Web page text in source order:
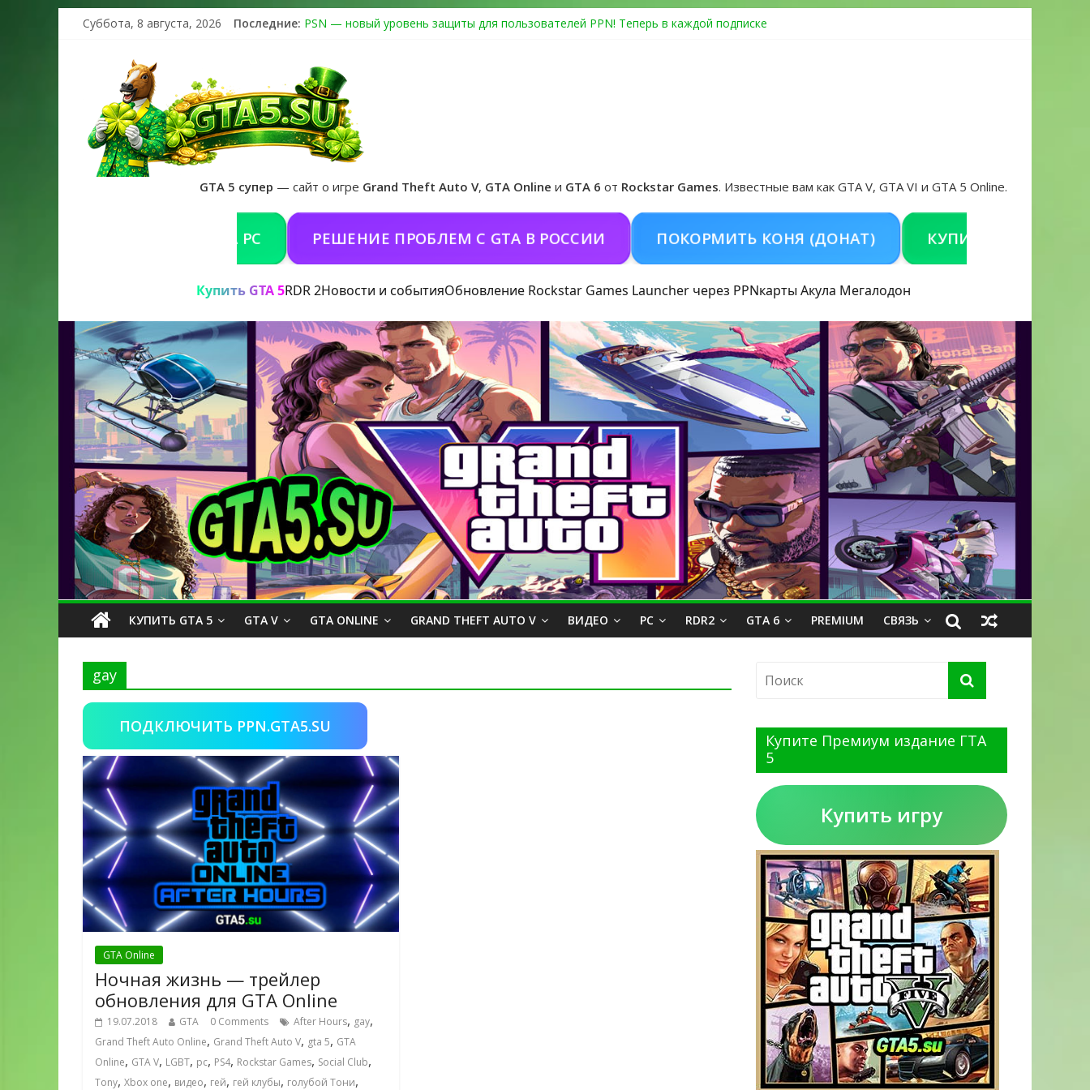
Суббота, 8 августа, 2026 Последние: PSN — новый уровень защиты для пользователей PPN! Теперь в каждой подписке
Получайте особые награды в GTA Online по программе Fine Art Collector
GTA 6 официальная обложка игры и Предзаказ Grand Theft Auto VI
GTA 5 супер — сайт о игре Grand Theft Auto V, GTA Online и GTA 6 от Rockstar Games. Известные вам как GTA V, GTA VI и GTA 5 Online.
РЕШЕНИЕ ПРОБЛЕМ С GTA В РОССИИ ПОКОРМИТЬ КОНЯ (ДОНАТ) КУПИТЬ GTA 5 ONLINE НА
Купить GTA 5RDR 2Новости и событияОбновление Rockstar Games Launcher через PPNкарты Акула Мегалодон
КУПИТЬ GTA 5 GTA V GTA ONLINE GRAND THEFT AUTO V ВИДЕО PC RDR2 GTA 6 PREMIUM СВЯЗЬ
gay
ПОДКЛЮЧИТЬ PPN.GTA5.SU
GTA Online
Ночная жизнь — трейлер
обновления для GTA Online
19.07.2018 GTA 0 Comments After Hours, gay,
Grand Theft Auto Online, Grand Theft Auto V, gta 5, GTA
Online, GTA V, LGBT, pc, PS4, Rockstar Games, Social Club,
Tony, Xbox one, видео, гей, гей клубы, голубой Тони,
Купите Премиум издание ГТА
5
Купить игру